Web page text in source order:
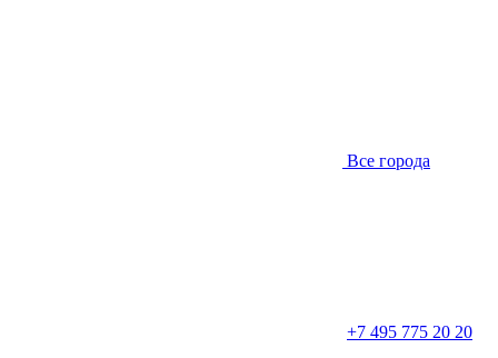
Все города
+7 495 775 20 20